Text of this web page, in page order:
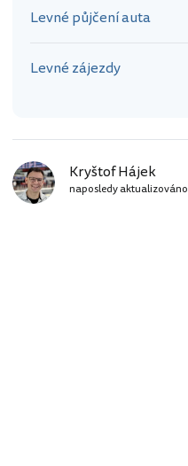
Levné půjčení auta
Levné zájezdy
Kryštof Hájek
naposledy aktualizováno